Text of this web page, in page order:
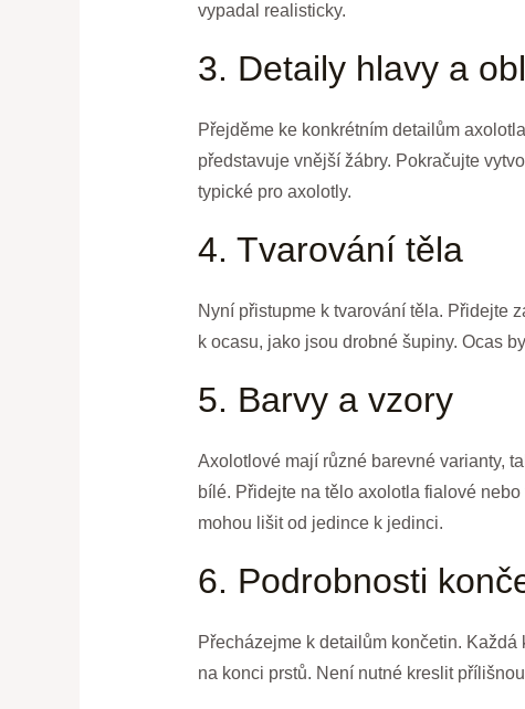
vypadal realisticky.
3. Detaily hlavy a
Přejděme ke konkrétním detailům
představuje vnější žábry. Pokračujte
typické pro axolotly.
4. Tvarování těla
Nyní přistupme k tvarování těla. Přidejte
k ocasu, jako jsou drobné šupiny. Ocas
5. Barvy a vzory
Axolotlové mají různé barevné varianty,
bílé. Přidejte na tělo axolotla fialové
mohou lišit od jedince k jedinci.
6. Podrobnosti
Přecházejme k detailům končetin.
na konci prstů. Není nutné kreslit